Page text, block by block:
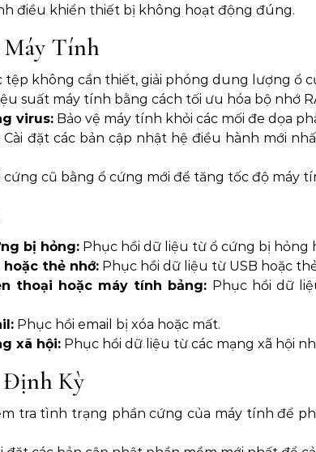
điều khiển thiết bị không hoạt động đúng.
Tính
tệp không cần thiết, giải phóng dung lượng ổ
suất máy tính bằng cách tối ưu hóa bộ nhớ
virus: Bảo vệ máy tính khỏi các mối đe dọa
Cài đặt các bản cập nhật hệ điều hành mới
cứng cũ bằng ổ cứng mới để tăng tốc độ máy
bị hỏng: Phục hồi dữ liệu từ ổ cứng bị hỏng
hoặc thẻ nhớ: Phục hồi dữ liệu từ USB hoặc
thoại hoặc máy tính bảng: Phục hồi dữ
Phục hồi email bị xóa hoặc mất.
xã hội: Phục hồi dữ liệu từ các mạng xã hội
Định Kỳ
tra tình trạng phần cứng của máy tính để